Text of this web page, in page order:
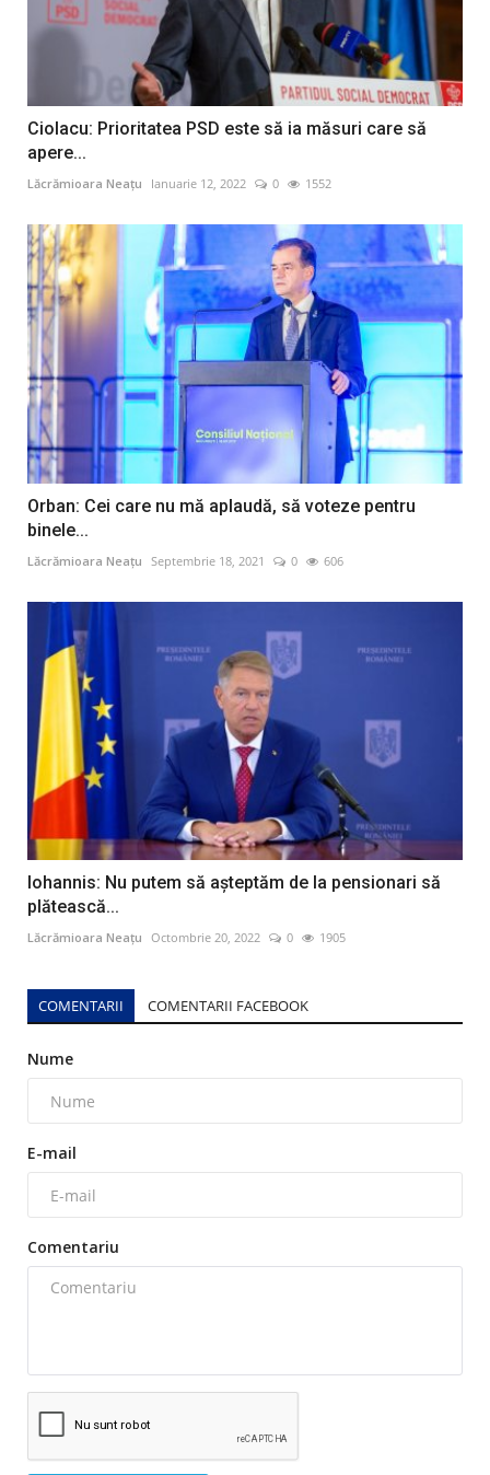
Ciolacu: Prioritatea PSD este să ia măsuri care să
apere...
Lăcrămioara Neațu Ianuarie 12, 2022 0 1552
Orban: Cei care nu mă aplaudă, să voteze pentru
binele...
Lăcrămioara Neațu Septembrie 18, 2021 0 606
Iohannis: Nu putem să așteptăm de la pensionari să
plătească...
Lăcrămioara Neațu Octombrie 20, 2022 0 1905
COMENTARII COMENTARII FACEBOOK
Nume
E-mail
Comentariu